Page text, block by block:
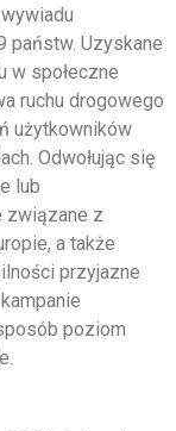
państw. Uzyskane
w społeczne
ruchu drogowego
użytkowników
Odwołując się
lub
związane z
a także
przyjazne
poziom